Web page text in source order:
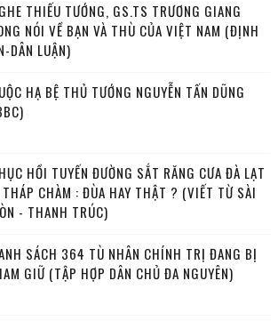
THIẾU TƯỚNG, GS.TS TRƯƠNG GIANG
NÓI VỀ BẠN VÀ THÙ CỦA VIỆT NAM (ĐỊNH
DÂN LUẬN)
HẠ BỆ THỦ TƯỚNG NGUYỄN TẤN DŨNG
HỒI TUYẾN ĐƯỜNG SẮT RĂNG CƯA ĐÀ LẠT
CHÀM : ĐÙA HAY THẬT ? (VIẾT TỪ SÀI
- THANH TRÚC)
SÁCH 364 TÙ NHÂN CHÍNH TRỊ ĐANG BỊ
GIỮ (TẬP HỢP DÂN CHỦ ĐA NGUYÊN)